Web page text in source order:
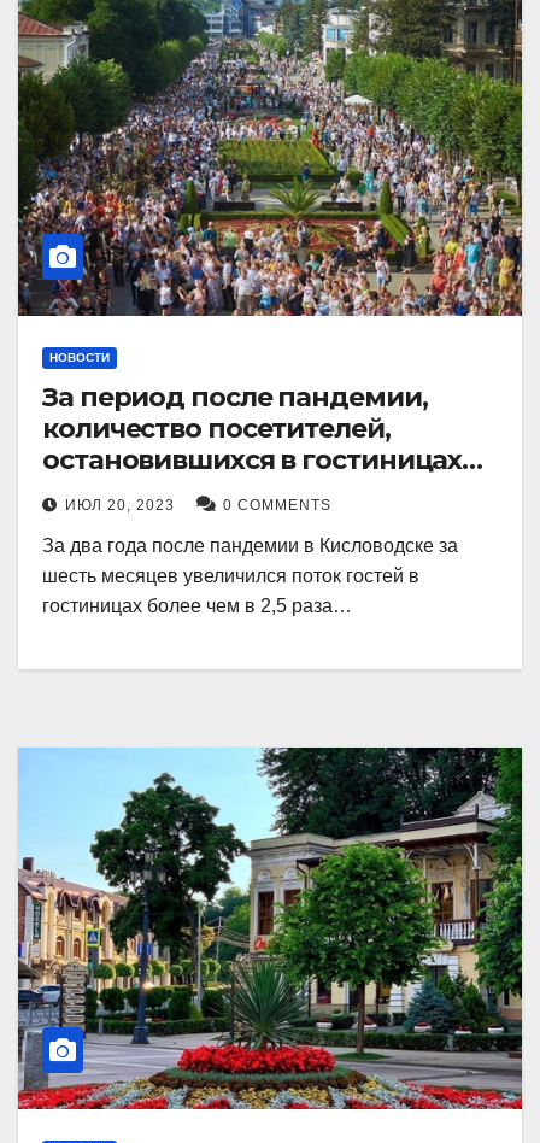
НОВОСТИ
За период после пандемии,
количество посетителей,
остановившихся в гостиницах
Кисловодска, выросло в 2,5 раза.
ИЮЛ 20, 2023 0 COMMENTS
За два года после пандемии в Кисловодске за
шесть месяцев увеличился поток гостей в
гостиницах более чем в 2,5 раза…